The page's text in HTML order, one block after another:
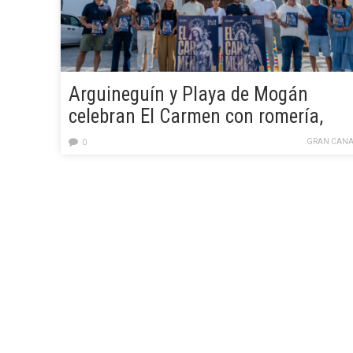
Arguineguín y Playa de Mogán
celebran El Carmen con romería,
tradición marinera y procesiones
GRAN
0